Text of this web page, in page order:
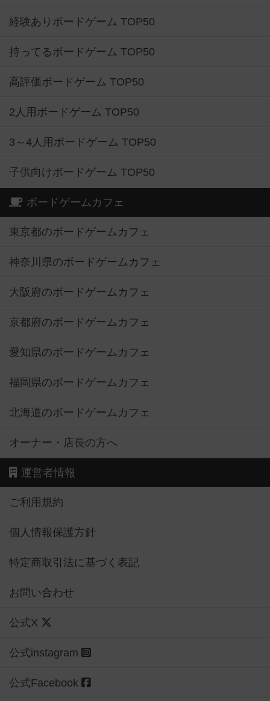
経験ありボードゲーム TOP50
持ってるボードゲーム TOP50
高評価ボードゲーム TOP50
2人用ボードゲーム TOP50
3～4人用ボードゲーム TOP50
子供向けボードゲーム TOP50
ボードゲームカフェ
東京都のボードゲームカフェ
神奈川県のボードゲームカフェ
大阪府のボードゲームカフェ
京都府のボードゲームカフェ
愛知県のボードゲームカフェ
福岡県のボードゲームカフェ
北海道のボードゲームカフェ
オーナー・店長の方へ
運営者情報
ご利用規約
個人情報保護方針
特定商取引法に基づく表記
お問い合わせ
公式X
公式instagram
公式Facebook